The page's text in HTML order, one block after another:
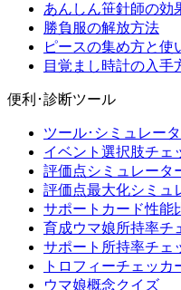
あんしん笹針師の効
勝負服の解放方法
ピースの集め方と使
目覚まし時計の入手
便利･診断ツール
ツール･シミュレー
イベント選択肢チェ
評価点シミュレータ
評価点最大化シミュ
サポートカード性能
育成ウマ娘所持率チ
サポート所持率チェ
トロフィーチェッカ
ウマ娘概念クイズ